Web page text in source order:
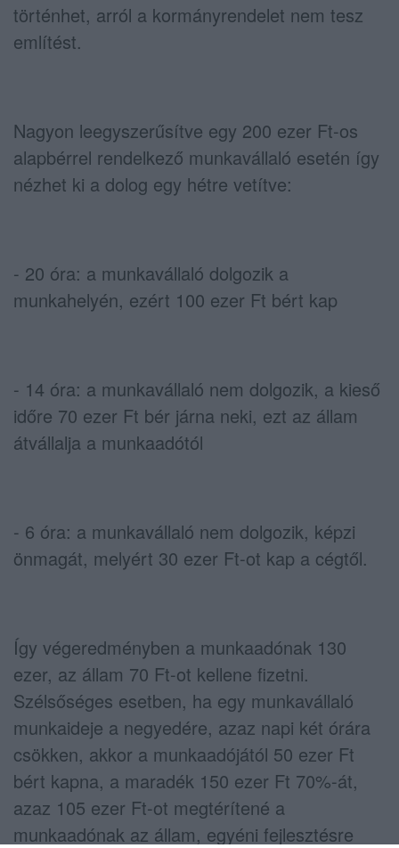
történhet, arról a kormányrendelet nem tesz
említést.
Nagyon leegyszerűsítve egy 200 ezer Ft-os
alapbérrel rendelkező munkavállaló esetén így
nézhet ki a dolog egy hétre vetítve:
- 20 óra: a munkavállaló dolgozik a
munkahelyén, ezért 100 ezer Ft bért kap
- 14 óra: a munkavállaló nem dolgozik, a kieső
időre 70 ezer Ft bér járna neki, ezt az állam
átvállalja a munkaadótól
- 6 óra: a munkavállaló nem dolgozik, képzi
önmagát, melyért 30 ezer Ft-ot kap a cégtől.
Így végeredményben a munkaadónak 130
ezer, az állam 70 Ft-ot kellene fizetni.
Szélsőséges esetben, ha egy munkavállaló
munkaideje a negyedére, azaz napi két órára
csökken, akkor a munkaadójától 50 ezer Ft
bért kapna, a maradék 150 ezer Ft 70%-át,
azaz 105 ezer Ft-ot megtérítené a
munkaadónak az állam, egyéni fejlesztésre